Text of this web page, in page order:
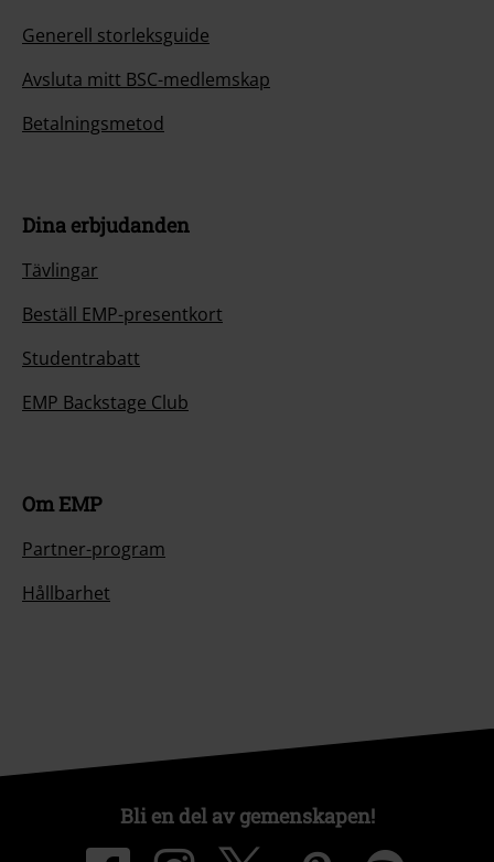
Generell storleksguide
Avsluta mitt BSC-medlemskap
Betalningsmetod
Dina erbjudanden
Tävlingar
Beställ EMP-presentkort
Studentrabatt
EMP Backstage Club
Om EMP
Partner-program
Hållbarhet
Bli en del av gemenskapen!